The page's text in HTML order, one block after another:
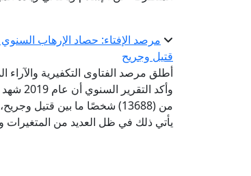
قتيل وجريح
يأتي ذلك في ظل العديد من المتغيرات